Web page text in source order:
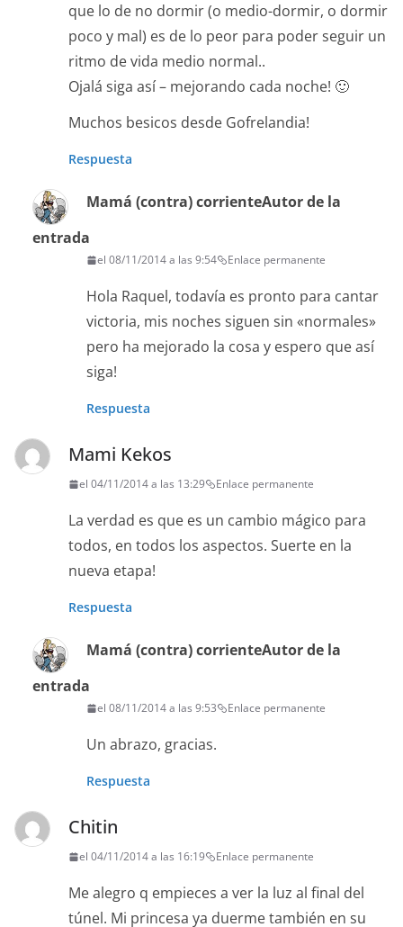
que lo de no dormir (o medio-dormir, o dormir
poco y mal) es de lo peor para poder seguir un
ritmo de vida medio normal..
Ojalá siga así – mejorando cada noche! 🙂
Muchos besicos desde Gofrelandia!
Respuesta
Mamá (contra) corrienteAutor de la
entrada
el 08/11/2014 a las 9:54 Enlace permanente
Hola Raquel, todavía es pronto para cantar
victoria, mis noches siguen sin «normales»
pero ha mejorado la cosa y espero que así
siga!
Respuesta
Mami Kekos
el 04/11/2014 a las 13:29 Enlace permanente
La verdad es que es un cambio mágico para
todos, en todos los aspectos. Suerte en la
nueva etapa!
Respuesta
Mamá (contra) corrienteAutor de la
entrada
el 08/11/2014 a las 9:53 Enlace permanente
Un abrazo, gracias.
Respuesta
Chitin
el 04/11/2014 a las 16:19 Enlace permanente
Me alegro q empieces a ver la luz al final del
túnel. Mi princesa ya duerme también en su